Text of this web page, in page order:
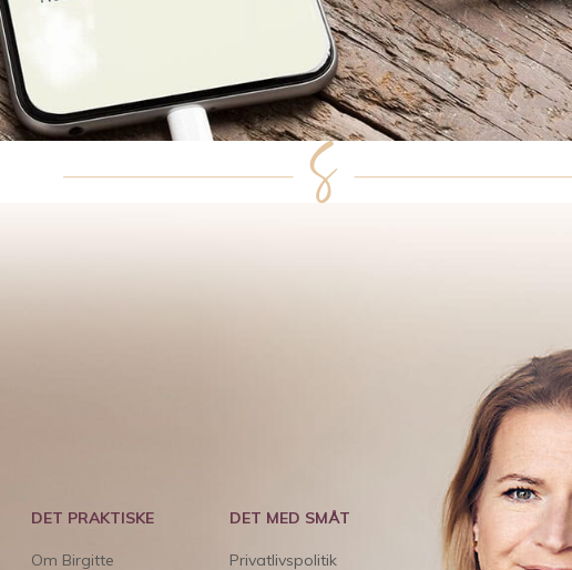
DET PRAKTISKE
Om Birgitte
DET MED SMÅT
Privatlivspolitik